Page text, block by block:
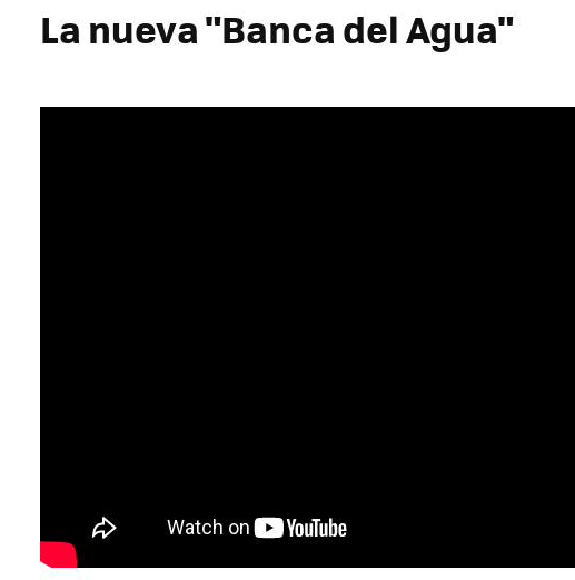
La nueva "Banca del Agua"